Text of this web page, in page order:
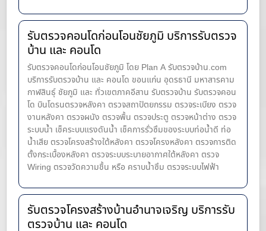
รับตรวจคอนโดก่อนโอนชัยภูมิ บริการรับตรวจ
บ้าน และ คอนโด
รับตรวจคอนโดก่อนโอนชัยภูมิ โดย Plan A รับตรวจบ้าน.com
บริการรับตรวจบ้าน และ คอนโด ขอนแก่น อุดรธานี มหาสารคาม
กาฬสินธุ์ ชัยภูมิ และ ทั่วเขตภาคอีสาน รับตรวจบ้าน รับตรวจคอน
โด บินโดรนตรวจหลังคา ตรวจสถาปัตยกรรม ตรวจระเบียง ตรวจ
งานหลังคา ตรวจผนัง ตรวจพื้น ตรวจประตู ตรวจหน้าต่าง​ ตรวจ
ระบบน้ำ เช็คระบบแรงดันน้ำ เช็คการรั่วซึมของระบบท่อน้ำ​ดี ท่อ
น้ำ​เสีย ตรวจโครงสร้างใต้หลังคา ตรวจโครงหลังคา ตรวจการติด
ตั้งกระเบื้องหลังคา ตรวจระบบระบายอากาศใต้หลังคา ตรวจ
Wiring ตรวจวัดความชื้น หรือ คราบน้ำซึม ตรวจระบบไฟฟ้า
รับตรวจโครงสร้างบ้านอำนาจเจริญ บริการรับ
ตรวจบ้าน และ คอนโด